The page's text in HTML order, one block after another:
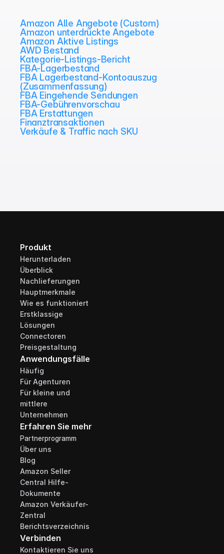
Amazon Alle Angebote (Custom)
Amazon unterdrückte Angebote
Amazon Aktive Listings
AWD Bestand
Kategorie-Listings-Bericht
FBA-Lagerbestand
FBA Lagerbestand-Kontoauszug
(Zusammenfassung)
FBA Eingehende Sendungen
FBA-Gebührenvorschau
FBA Erstattungen
Finanztransaktionen
Verkäufe & Traffic nach SKU
Produkt
Herunterladen
Überblick
Nachlieferungen
Hauptmerkmale
Wie es funktioniert
Erstklassige
Lösungen
Connectoren
Preisgestaltung
Anwendungsfälle
Häufig
Für Agenturen
Für kleine und
mittlere
Unternehmen
Erfahren Sie mehr
Partnerprogramm
Über uns
Blog
Amazon Seller
Central Hilfe-
Dokumente
Amazon Verkäufer-
Zentral
Berichtsverzeichnis
Verbinden
Kontaktieren Sie uns